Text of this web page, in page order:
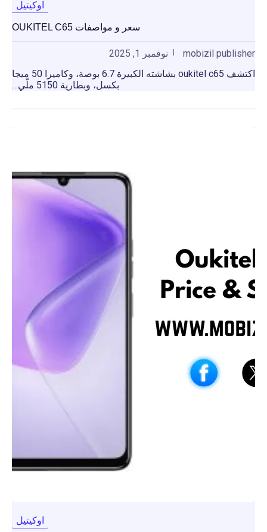
اوكيتيل
سعر و مواصفات OUKITEL C65
mobizil publisher
نوفمبر 1, 2025
اكتشف oukitel c65 بشاشته الكبيرة 6.7 بوصة، وكاميرا 50 ميجا
بكسل، وبطارية 5150 ملّي…
اوكيتيل